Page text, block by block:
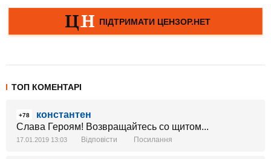
ТОП КОМЕНТАРІ
+78
константен
Слава Героям! Возвращайтесь со щитом...
17.01.2019 13:03 Відповісти Посилання